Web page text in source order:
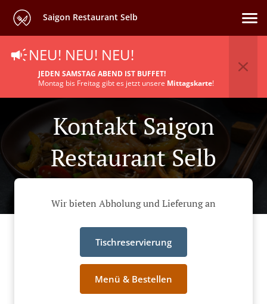
Saigon Restaurant Selb
NEU! NEU! NEU!
JEDEN SAMSTAG ABEND IST BUFFET!
Montag bis Freitag gibt es jetzt unsere Mittagskarte!
Kontakt Saigon
Restaurant Selb
Wir bieten Abholung und Lieferung an
Tischreservierung
Menü & Bestellen